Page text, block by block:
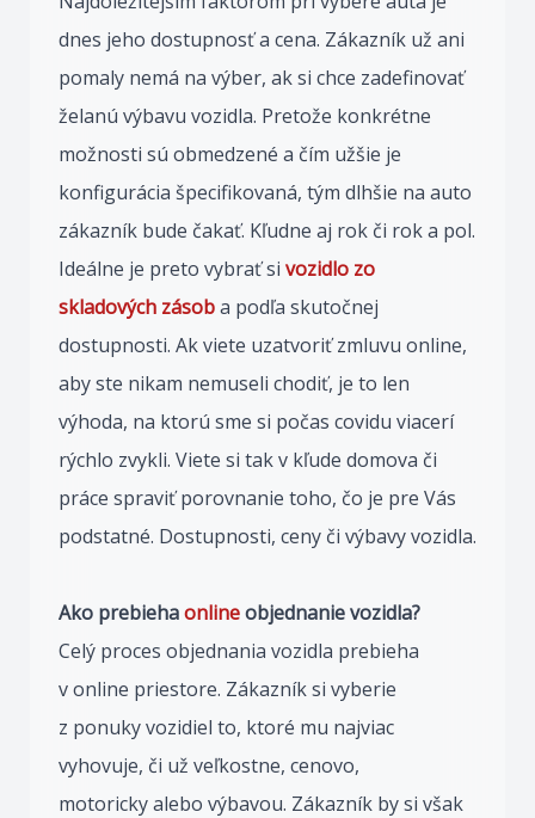
dnes jeho dostupnosť a cena. Zákazník už ani
pomaly nemá na výber, ak si chce zadefinovať
želanú výbavu vozidla. Pretože konkrétne
možnosti sú obmedzené a čím užšie je
konfigurácia špecifikovaná, tým dlhšie na auto
zákazník bude čakať. Kľudne aj rok či rok a pol.
Ideálne je preto vybrať si vozidlo zo
skladových zásoba podľa skutočnej
dostupnosti. Ak viete uzatvoriť zmluvu online,
aby ste nikam nemuseli chodiť, je to len
výhoda, na ktorú sme si počas covidu viacerí
rýchlo zvykli. Viete si tak v kľude domova či
práce spraviť porovnanie toho, čo je pre Vás
podstatné. Dostupnosti, ceny či výbavy vozidla.
Ako prebiehaonlineobjednanie vozidla?
Celý proces objednania vozidla prebieha
v online priestore. Zákazník si vyberie
z ponuky vozidiel to, ktoré mu najviac
vyhovuje, či už veľkostne, cenovo,
motoricky alebo výbavou. Zákazník by si však